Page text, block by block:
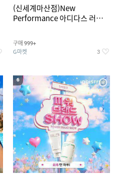
(신세계마산점)New
Performance 아디다스 러닝화
구매 999+
G마켓 3
6